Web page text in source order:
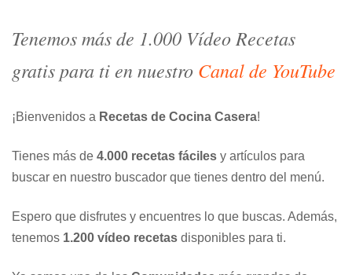
Tenemos más de 1.000 Vídeo Recetas
gratis para ti en nuestro Canal de YouTube
¡Bienvenidos a Recetas de Cocina Casera!
Tienes más de 4.000 recetas fáciles y artículos para
buscar en nuestro buscador que tienes dentro del menú.
Espero que disfrutes y encuentres lo que buscas. Además,
tenemos 1.200 vídeo recetas disponibles para ti.